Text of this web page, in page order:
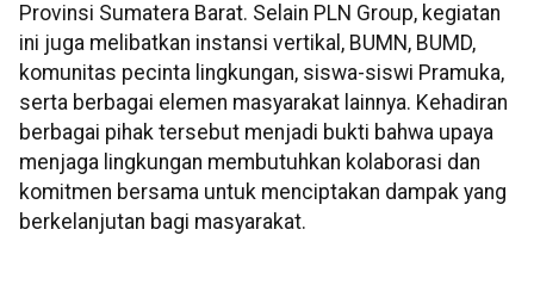
Provinsi Sumatera Barat. Selain PLN Group, kegiatan
ini juga melibatkan instansi vertikal, BUMN, BUMD,
komunitas pecinta lingkungan, siswa-siswi Pramuka,
serta berbagai elemen masyarakat lainnya. Kehadiran
berbagai pihak tersebut menjadi bukti bahwa upaya
menjaga lingkungan membutuhkan kolaborasi dan
komitmen bersama untuk menciptakan dampak yang
berkelanjutan bagi masyarakat.